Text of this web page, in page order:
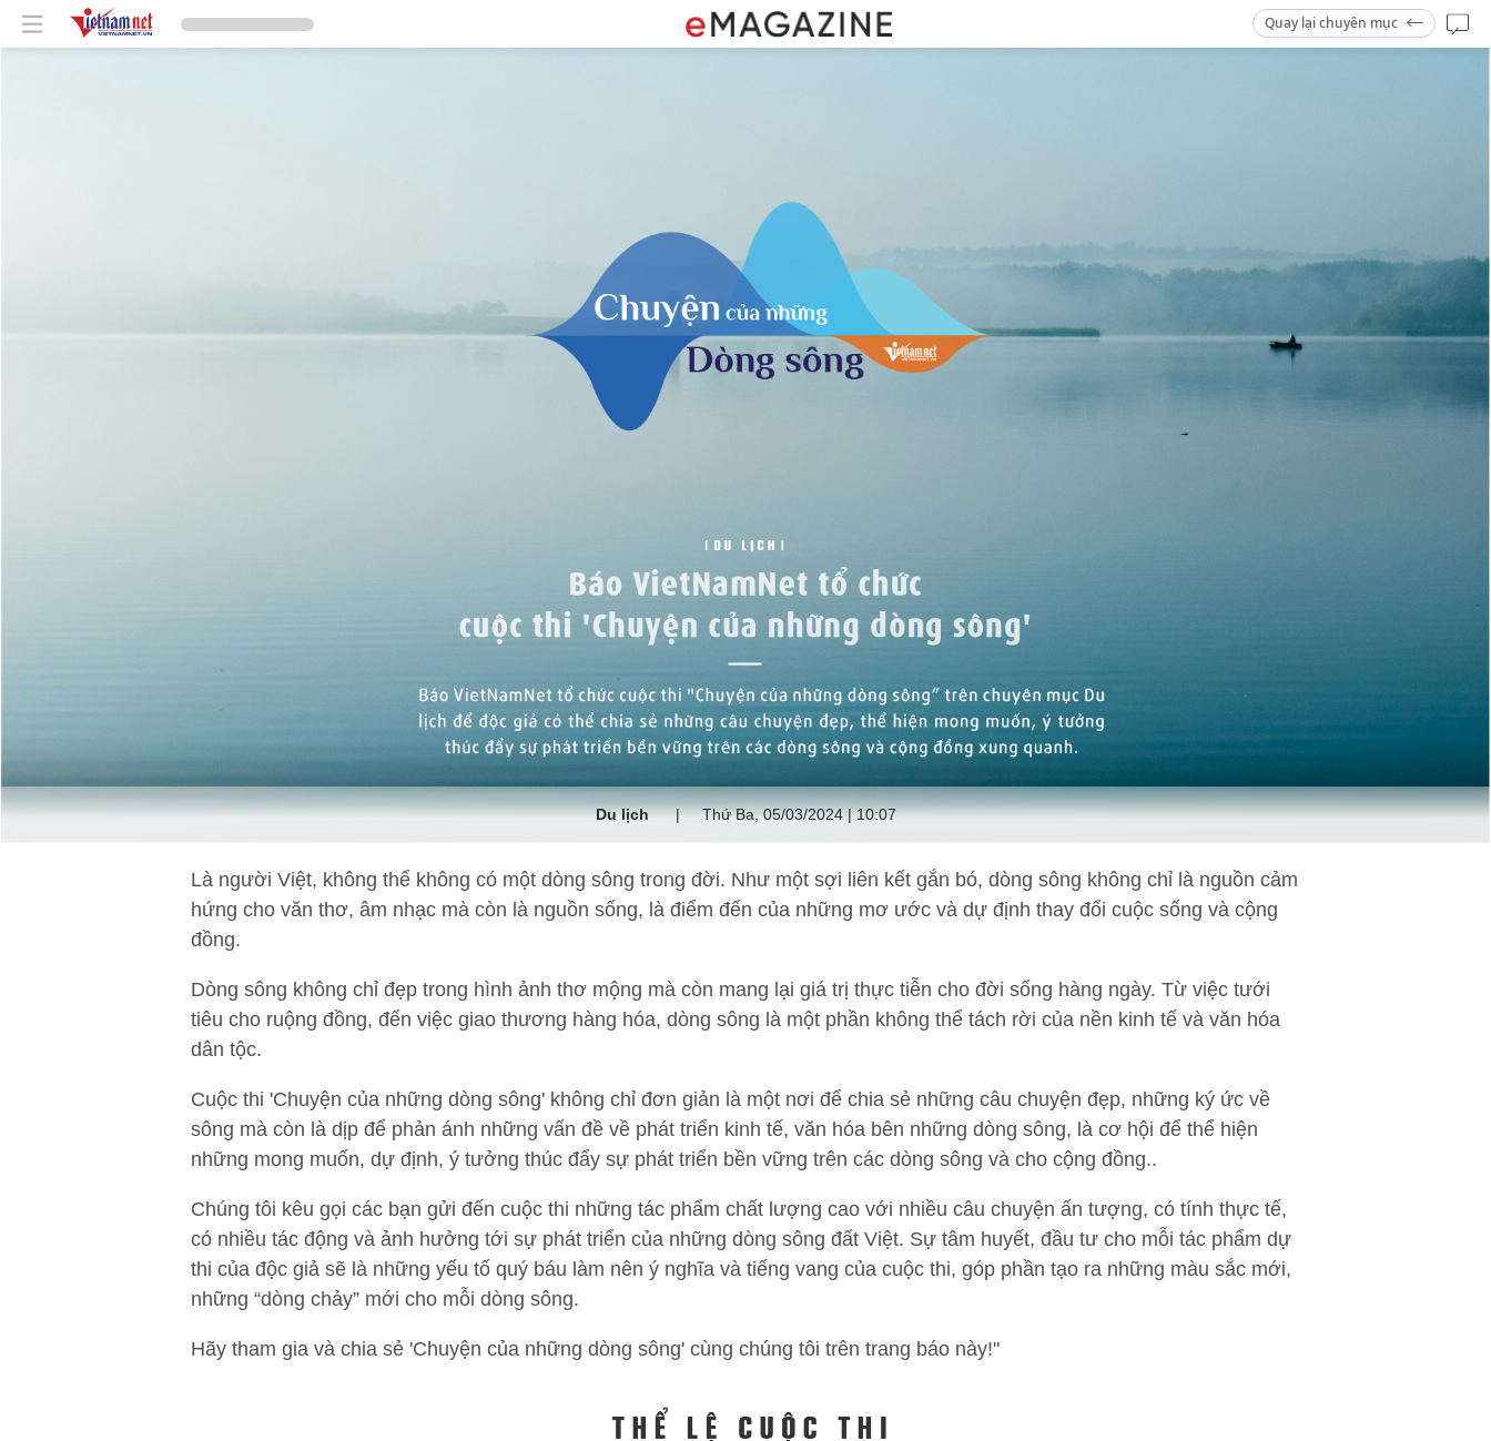
Quay lại chuyên mục
Du lịch Thứ Ba, 05/03/2024 | 10:07
Là người Việt, không thể không có một dòng sông trong đời. Như một sợi liên kết gắn bó, dòng sông không chỉ là nguồn cảm
hứng cho văn thơ, âm nhạc mà còn là nguồn sống, là điểm đến của những mơ ước và dự định thay đổi cuộc sống và cộng
đồng.
Dòng sông không chỉ đẹp trong hình ảnh thơ mộng mà còn mang lại giá trị thực tiễn cho đời sống hàng ngày. Từ việc tưới
tiêu cho ruộng đồng, đến việc giao thương hàng hóa, dòng sông là một phần không thể tách rời của nền kinh tế và văn hóa
dân tộc.
Cuộc thi 'Chuyện của những dòng sông' không chỉ đơn giản là một nơi để chia sẻ những câu chuyện đẹp, những ký ức về
sông mà còn là dịp để phản ánh những vấn đề về phát triển kinh tế, văn hóa bên những dòng sông, là cơ hội để thể hiện
những mong muốn, dự định, ý tưởng thúc đẩy sự phát triển bền vững trên các dòng sông và cho cộng đồng..
Chúng tôi kêu gọi các bạn gửi đến cuộc thi những tác phẩm chất lượng cao với nhiều câu chuyện ấn tượng, có tính thực tế,
có nhiều tác động và ảnh hưởng tới sự phát triển của những dòng sông đất Việt. Sự tâm huyết, đầu tư cho mỗi tác phẩm dự
thi của độc giả sẽ là những yếu tố quý báu làm nên ý nghĩa và tiếng vang của cuộc thi, góp phần tạo ra những màu sắc mới,
những “dòng chảy” mới cho mỗi dòng sông.
Hãy tham gia và chia sẻ 'Chuyện của những dòng sông' cùng chúng tôi trên trang báo này!"